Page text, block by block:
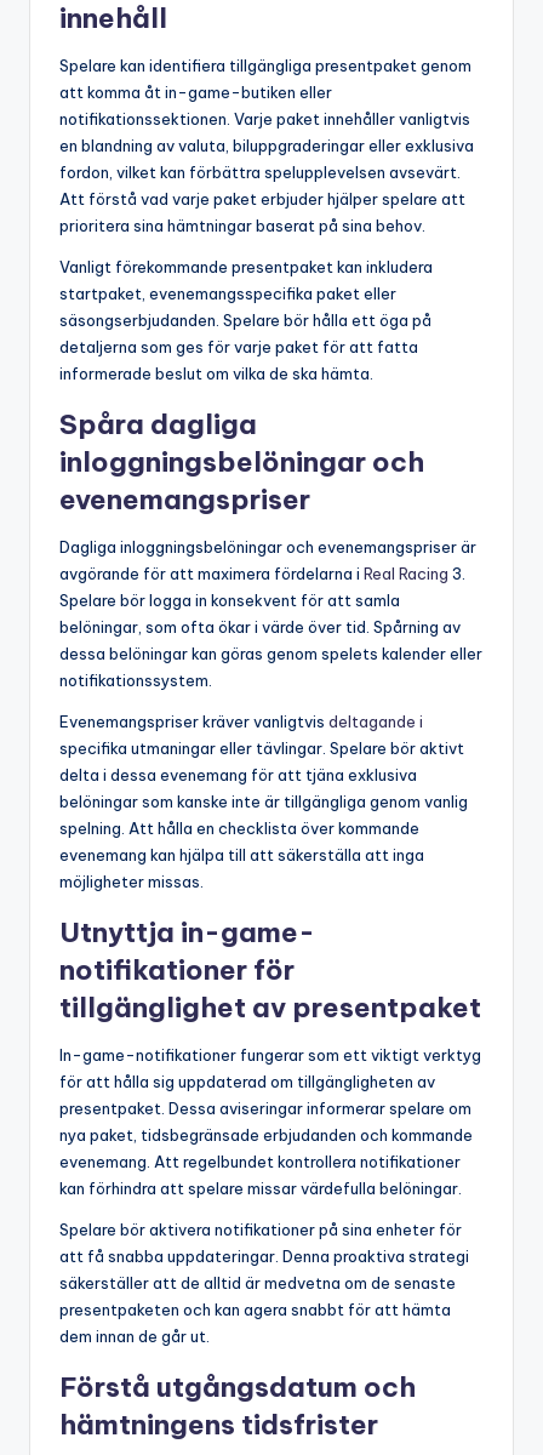
innehåll
Spelare kan identifiera tillgängliga presentpaket genom
att komma åt in-game-butiken eller
notifikationssektionen. Varje paket innehåller vanligtvis
en blandning av valuta, biluppgraderingar eller exklusiva
fordon, vilket kan förbättra spelupplevelsen avsevärt.
Att förstå vad varje paket erbjuder hjälper spelare att
prioritera sina hämtningar baserat på sina behov.
Vanligt förekommande presentpaket kan inkludera
startpaket, evenemangsspecifika paket eller
säsongserbjudanden. Spelare bör hålla ett öga på
detaljerna som ges för varje paket för att fatta
informerade beslut om vilka de ska hämta.
Spåra dagliga
inloggningsbelöningar och
evenemangspriser
Dagliga inloggningsbelöningar och evenemangspriser är
avgörande för att maximera fördelarna i Real Racing 3.
Spelare bör logga in konsekvent för att samla
belöningar, som ofta ökar i värde över tid. Spårning av
dessa belöningar kan göras genom spelets kalender eller
notifikationssystem.
Evenemangspriser kräver vanligtvis deltagande i
specifika utmaningar eller tävlingar. Spelare bör aktivt
delta i dessa evenemang för att tjäna exklusiva
belöningar som kanske inte är tillgängliga genom vanlig
spelning. Att hålla en checklista över kommande
evenemang kan hjälpa till att säkerställa att inga
möjligheter missas.
Utnyttja in-game-
notifikationer för
tillgänglighet av presentpaket
In-game-notifikationer fungerar som ett viktigt verktyg
för att hålla sig uppdaterad om tillgängligheten av
presentpaket. Dessa aviseringar informerar spelare om
nya paket, tidsbegränsade erbjudanden och kommande
evenemang. Att regelbundet kontrollera notifikationer
kan förhindra att spelare missar värdefulla belöningar.
Spelare bör aktivera notifikationer på sina enheter för
att få snabba uppdateringar. Denna proaktiva strategi
säkerställer att de alltid är medvetna om de senaste
presentpaketen och kan agera snabbt för att hämta
dem innan de går ut.
Förstå utgångsdatum och
hämtningens tidsfrister